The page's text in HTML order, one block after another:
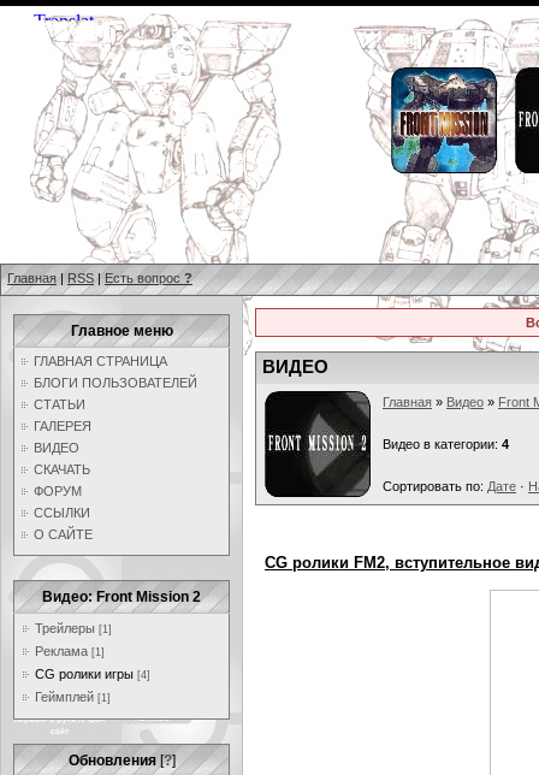
Главная | RSS | Есть вопрос ?
Главное меню
ГЛАВНАЯ СТРАНИЦА
БЛОГИ ПОЛЬЗОВАТЕЛЕЙ
СТАТЬИ
ГАЛЕРЕЯ
ВИДЕО
СКАЧАТЬ
ФОРУМ
ССЫЛКИ
О САЙТЕ
Видео: Front Mission 2
Трейлеры [1]
Реклама [1]
CG ролики игры [4]
Геймплей [1]
Обновления [?]
ВИДЕО
Главная » Видео » Front
Видео в категории: 4
Сортировать по: Дате ·
CG ролики FM2, вступительное